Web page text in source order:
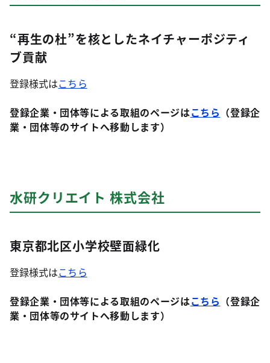
“再生の杜”を核としたネイチャーポジティ
ブ貢献
登録様式はこちら
登録企業・団体等による取組のページはこちら （登録企
業・団体等のサイトへ移動します）
水研クリエイト 株式会社
東京都北区小学校壁面緑化
登録様式はこちら
登録企業・団体等による取組のページはこちら （登録企
業・団体等のサイトへ移動します）